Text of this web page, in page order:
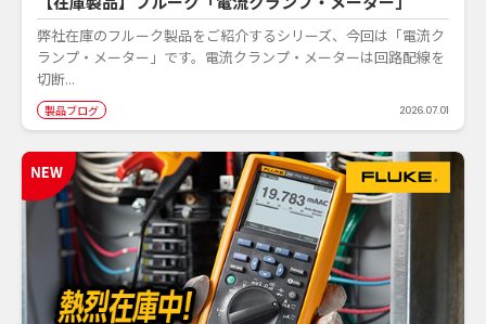
弊社在庫のフルーク製品をご紹介するシリーズ、今回は「電流ク
ランプ・メーター」です。電流クランプ・メーターは回路配線を
切断...
製品ブログ 2026.07.01